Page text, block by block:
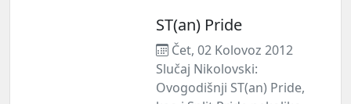
ST(an) Pride
Čet, 02 Kolovoz 2012
Slučaj Nikolovski:
Ovogodišnji ST(an) Pride,